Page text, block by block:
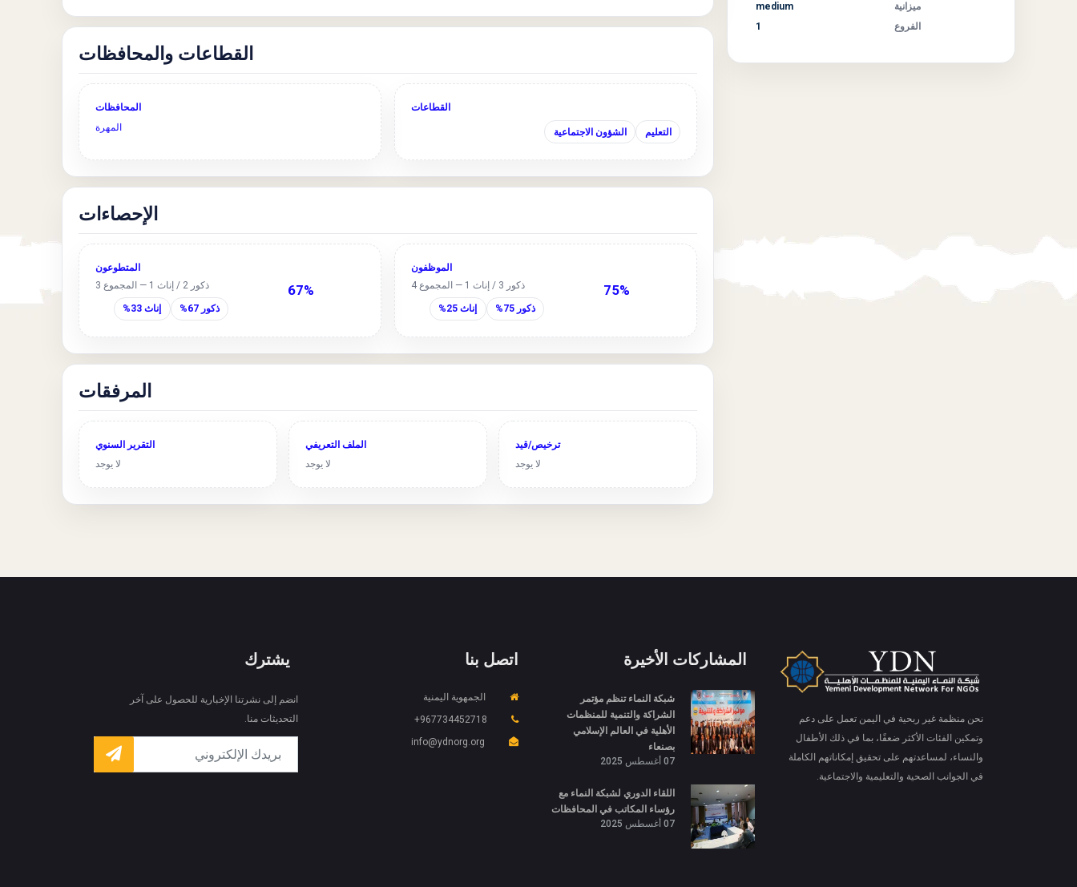
ميزانية
medium
الفروع
1
القطاعات والمحافظات
القطاعات
التعليم الشؤون الاجتماعية
المحافظات
المهرة
الإحصاءات
75%
الموظفون
ذكور 3 / إناث 1 — المجموع 4
ذكور 75% إناث 25%
67%
المتطوعون
ذكور 2 / إناث 1 — المجموع 3
ذكور 67% إناث 33%
المرفقات
ترخيص/قيد
لا يوجد
الملف التعريفي
لا يوجد
التقرير السنوي
لا يوجد
نحن منظمة غير ربحية في اليمن تعمل على دعم
وتمكين الفئات الأكثر ضعفًا، بما في ذلك الأطفال
والنساء، لمساعدتهم على تحقيق إمكاناتهم الكاملة
في الجوانب الصحية والتعليمية والاجتماعية.
المشاركات الأخيرة
شبكة النماء تنظم مؤتمر
الشراكة والتنمية للمنظمات
الأهلية في العالم الإسلامي
بصنعاء
07 أغسطس 2025
اللقاء الدوري لشبكة النماء مع
رؤساء المكاتب في المحافظات
07 أغسطس 2025
اتصل بنا
الجمهوية اليمنية
967734452718+
info@ydnorg.org
يشترك
انضم إلى نشرتنا الإخبارية للحصول على آخر
التحديثات منا.
Is education residence conveying so so. Suppose
shyness say ten behaved morning had. Any
unsatiable assistance compliment occasional too
reasonably advantages.More information